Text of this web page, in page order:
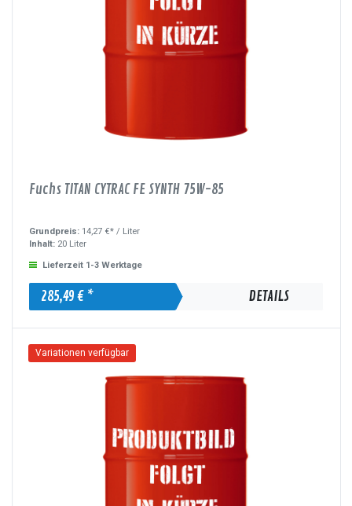
Fuchs TITAN CYTRAC FE SYNTH 75W-85
Grundpreis: 14,27 €* / Liter
Inhalt: 20 Liter
Lieferzeit 1-3 Werktage
285,49 € * DETAILS
Variationen verfügbar